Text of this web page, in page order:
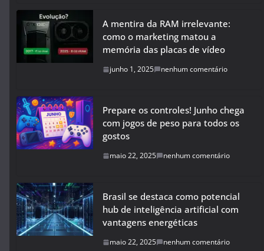
A mentira da RAM irrelevante:
como o marketing matou a
memória das placas de vídeo
junho 1, 2025 nenhum comentário
Prepare os controles! Junho chega
com jogos de peso para todos os
gostos
maio 22, 2025 nenhum comentário
Brasil se destaca como potencial
hub de inteligência artificial com
vantagens energéticas
maio 22, 2025 nenhum comentário